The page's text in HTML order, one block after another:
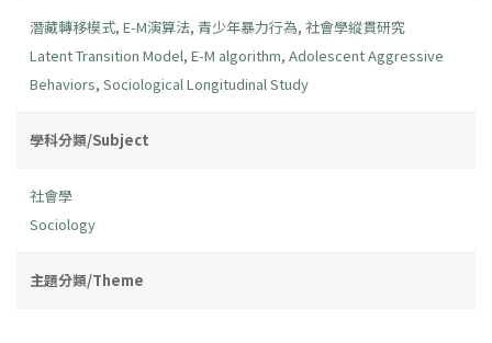
潛藏轉移模式, E-M演算法, 青少年暴力行為, 社會學縱貫研究
Latent Transition Model, E-M algorithm, Adolescent Aggressive
Behaviors, Sociological Longitudinal Study
學科分類/Subject
社會學
Sociology
主題分類/Theme